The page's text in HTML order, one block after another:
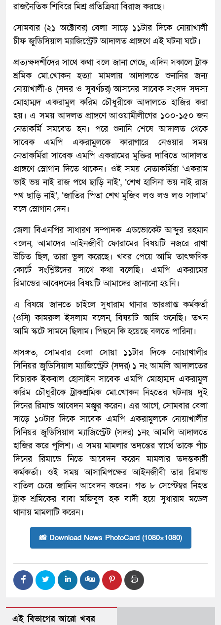
রাজনৈতিক শিবিরে মিশ্র প্রতিক্রিয়া বিরাজ করছে।
সোমবার (২১ অক্টোবর) বেলা সাড়ে ১১টার দিকে নোয়াখালী
চীফ জুডিসিয়াল ম্যাজিস্ট্রেট আদালত প্রাঙ্গণে এই ঘটনা ঘটে।
প্রত্যক্ষদর্শীদের সাথে কথা বলে জানা গেছে, এদিন সকালে ট্রাক
শ্রমিক মো.খোকন হত্যা মামলায় আদালতে শুনানির জন্য
নোয়াখালী-৪ (সদর ও সুবর্ণচর) আসনের সাবেক সংসদ সদস্য
মোহাম্মদ একরামুল করিম চৌধুরীকে আদালতে হাজির করা
হয়। এ সময় আদলত প্রাঙ্গণে আওয়ামীলীগের ১০০-১৫০ জন
নেতাকর্মি সমবেত হন। পরে শুনানি শেষে আদালত থেকে
সাবেক এমপি একরামুলকে কারাগারে নেওয়ার সময়
নেতাকর্মিরা সাবেক এমপি একরামের মুক্তির দাবিতে আদালত
প্রাঙ্গণে স্লোগান দিতে থাকেন। ওই সময় নেতাকর্মিরা ‘একরাম
ভাই ভয় নাই রাজ পথে ছাড়ি নাই’, ‘শেখ হাসিনা ভয় নাই রাজ
পথ ছাড়ি নাই’, ‘জাতির পিতা শেখ মুজিব লও লও লও সালাম’
বলে স্লোগান দেন।
জেলা বিএনপির সাধারণ সম্পাদক এডভোকেট আব্দুর রহমান
বলেন, আমাদের আইনজীবী ফোরামের বিষয়টি নজরে রাখা
উচিত ছিল, তারা ভুল করেছে। খবর পেয়ে আমি তাৎক্ষণিক
কোর্টে সংশ্লিষ্টদের সাথে কথা বলেছি। এমপি একরামের
রিমান্ডের আবেদনের বিষয়টি আমাদের জানানো হয়নি।
এ বিষয়ে জানতে চাইলে সুধারাম থানার ভারপ্রাপ্ত কর্মকর্তা
(ওসি) কামরুল ইসলাম বলেন, বিষয়টি আমি শুনেছি। তখন
আমি স্কটে সামনে ছিলাম। পিছনে কি হয়েছে বলতে পারিনা।
প্রসঙ্গত, সোমবার বেলা সোয়া ১১টার দিকে নোয়াখালীর
সিনিয়র জুডিসিয়াল ম্যাজিস্ট্রেট (সদর) ১ নং আমলি আদালতের
বিচারক ইকবাল হোসাইন সাবেক এমপি মোহাম্মদ একরামুল
করিম চৌধুরীকে ট্রাকশ্রমিক মো.খোকন নিহতের ঘটনায় দুই
দিনের রিমান্ড আবেদন মঞ্জুর করেন। এর আগে, সোমবার বেলা
সাড়ে ১০টার দিকে সাবেক এমপি একরামুলকে নোয়াখালীর
সিনিয়র জুডিসিয়াল ম্যাজিস্ট্রেট (সদর) ১নং আমলি আদালতে
হাজির করে পুলিশ। এ সময় মামলার তদন্তের স্বার্থে তাকে পাঁচ
দিনের রিমান্ডে নিতে আবেদন করেন মামলার তদন্তকারী
কর্মকর্তা। ওই সময় আসামিপক্ষের আইনজীবী তার রিমান্ড
বাতিল চেয়ে জামিন আবেদন করেন। গত ৮ সেপ্টেম্বর নিহত
ট্রাক শ্রমিকের বাবা মজিবুল হক বাদী হয়ে সুধারাম মডেল
থানায় মামলাটি করেন।
📸 Download News PhotoCard (1080×1080)
এই বিভাগের আরো খবর